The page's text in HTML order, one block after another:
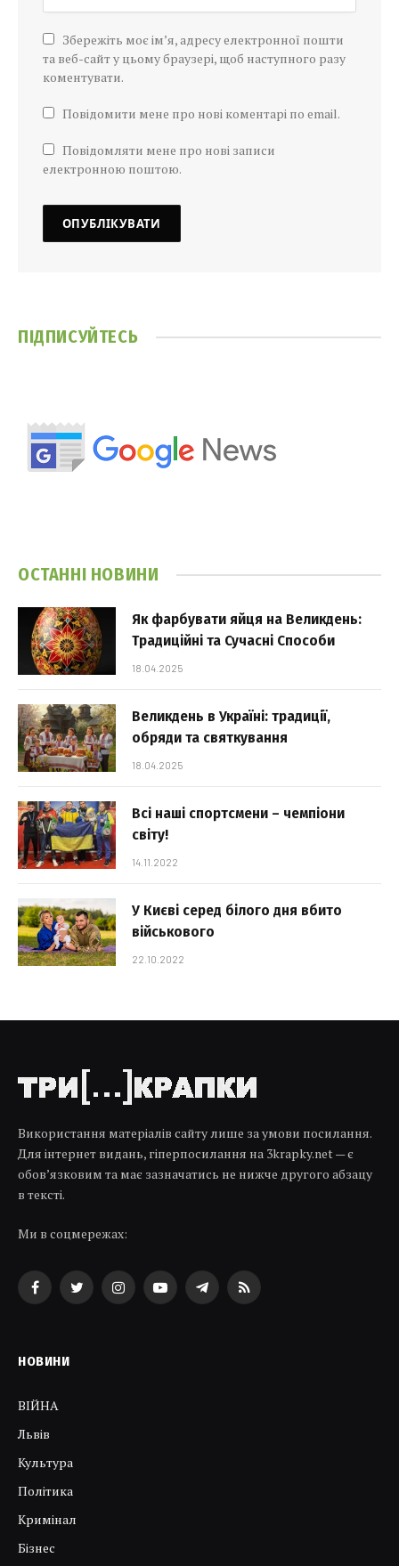
Збережіть моє ім’я, адресу електронної пошти
та веб-сайт у цьому браузері, щоб наступного разу
коментувати.
Повідомити мене про нові коментарі по email.
Повідомляти мене про нові записи
електронною поштою.
ПІДПИСУЙТЕСЬ
ОСТАННІ НОВИНИ
Як фарбувати яйця на Великдень:
Традиційні та Сучасні Способи
18.04.2025
Великдень в Україні: традиції,
обряди та святкування
18.04.2025
Всі наші спортсмени – чемпіони
світу!
14.11.2022
У Києві серед білого дня вбито
військового
22.10.2022
Використання матеріалів сайту лише за умови посилання.
Для інтернет видань, гіперпосилання на 3krapky.net — є
обов’язковим та має зазначатись не нижче другого абзацу
в тексті.
Ми в соцмережах:
FacebookTwitterInstagramYouTubeTelegramRSS
НОВИНИ
ВІЙНА
Львів
Культура
Політика
Кримінал
Бізнес